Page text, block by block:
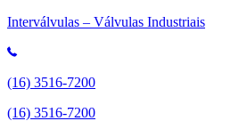
Interválvulas – Válvulas Industriais
(16) 3516-7200
(16) 3516-7200